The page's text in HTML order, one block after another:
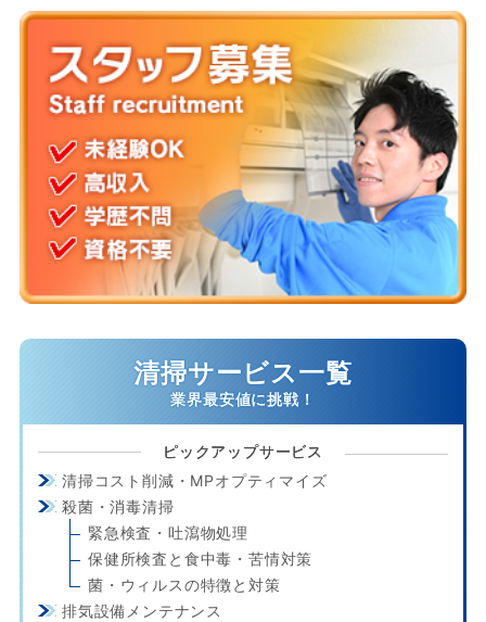
清掃サービス一覧
ピックアップサービス
清掃コスト削減・MPオプティマイズ
殺菌・消毒清掃
緊急検査・吐瀉物処理
保健所検査と食中毒・苦情対策
菌・ウィルスの特徴と対策
排気設備メンテナンス